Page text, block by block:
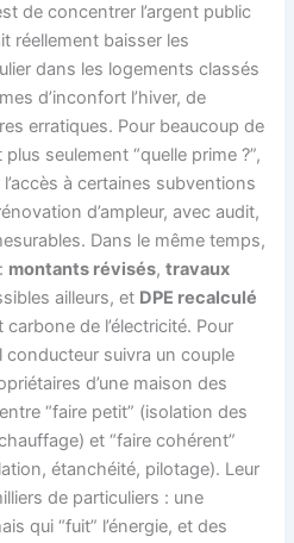
de concentrer l’argent public
réellement baisser les
dans les logements classés
d’inconfort l’hiver, de
erratiques. Pour beaucoup de
seulement “quelle prime ?”,
à certaines subventions
d’ampleur, avec audit,
Dans le même temps,
montants révisés,travaux
ailleurs, et DPE recalculé
de l’électricité. Pour
suivra un couple
d’une maison des
“faire petit” (isolation des
et “faire cohérent”
étanchéité, pilotage). Leur
de particuliers : une
qui “fuit” l’énergie, et des